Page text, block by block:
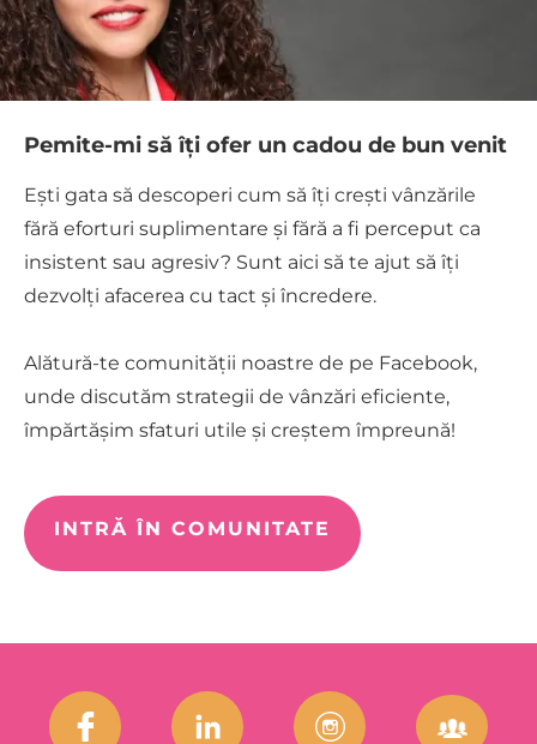
Pemite-mi să îți ofer un cadou de bun venit
Ești gata să descoperi cum să îți crești vânzările
fără eforturi suplimentare și fără a fi perceput ca
insistent sau agresiv? Sunt aici să te ajut să îți
dezvolți afacerea cu tact și încredere.
Alătură-te comunității noastre de pe Facebook,
unde discutăm strategii de vânzări eficiente,
împărtășim sfaturi utile și creștem împreună!
INTRĂ ÎN COMUNITATE